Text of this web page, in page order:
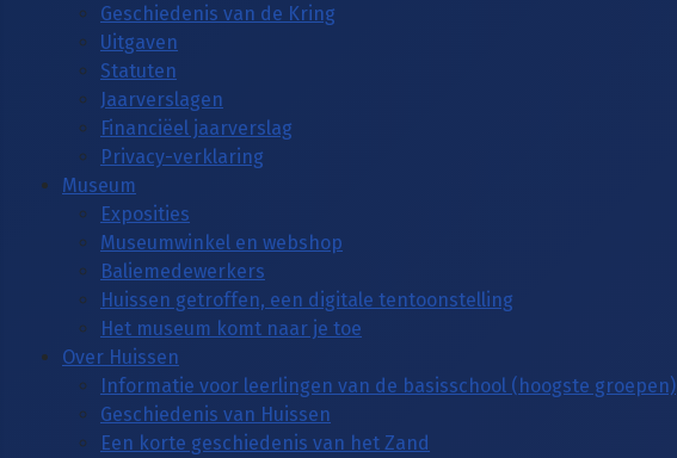
Geschiedenis van de Kring
Uitgaven
Statuten
Jaarverslagen
Financiëel jaarverslag
Privacy-verklaring
Museum
Exposities
Museumwinkel en webshop
Baliemedewerkers
Huissen getroffen, een digitale tentoonstelling
Het museum komt naar je toe
Over Huissen
Informatie voor leerlingen van de basisschool (hoogste groepen)
Geschiedenis van Huissen
Een korte geschiedenis van het Zand